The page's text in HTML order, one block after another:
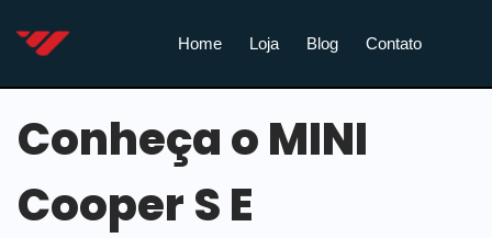
Home Loja Blog Contato
Conheça o MINI
Cooper S E